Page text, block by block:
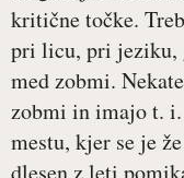
kritične točke.
pri licu, pri jeziku,
med zobmi.
zobmi in imajo t.
mestu, kjer se je